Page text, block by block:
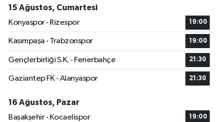
15 Ağustos, Cumartesi
Konyaspor - Rizespor
19:00
Kasımpaşa - Trabzonspor 19:00
Gençlerbirliği S.K. - Fenerbahçe 21:30
Gaziantep FK - Alanyaspor 21:30
16 Ağustos, Pazar
Başakşehir - Kocaelispor
19:00